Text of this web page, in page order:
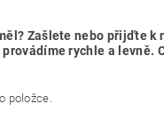
Zašlete nebo přijďte k
rychle a levně.
položce.